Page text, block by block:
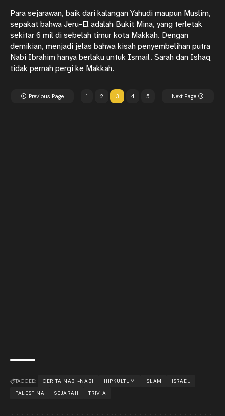
Para sejarawan, baik dari kalangan Yahudi maupun Muslim,
sepakat bahwa Jeru-El adalah Bukit Mina, yang terletak
sekitar 6 mil di sebelah timur kota Makkah. Dengan
demikian, menjadi jelas bahwa kisah penyembelihan putra
Nabi Ibrahim hanya berlaku untuk Ismail. Sarah dan Ishaq
tidak pernah pergi ke Makkah.
Previous Page 1 2 3 4 5 Next Page
TAGGED: CERITA NABI-NABI HIPKULTUM ISLAM
ISRAEL
PALESTINA
SEJARAH TRIVIA